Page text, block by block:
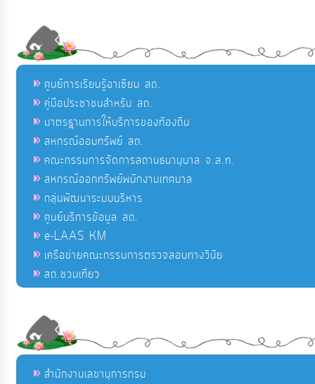
ศูนย์การเรียนรู้อาเซียน สถ.
คู่มือประชาชนสำหรับ สถ.
มาตรฐานการให้บริการของท้องถิ่น
สหกรณ์ออมทรัพย์ สถ.
คณะกรรมการจัดการสถานธนานุบาล จ.ส.ท.
สหกรณ์ออกทรัพย์พนักงานเทศบาล
กลุ่มพัฒนาระบบบริหาร
ศูนย์บริการข้อมูล สถ.
e-LAAS KM
เครือข่ายคณะกรรมการตรวจสอบทางวินัย
สถ.ชวนเที่ยว
สำนักงานเลขานุการกรม